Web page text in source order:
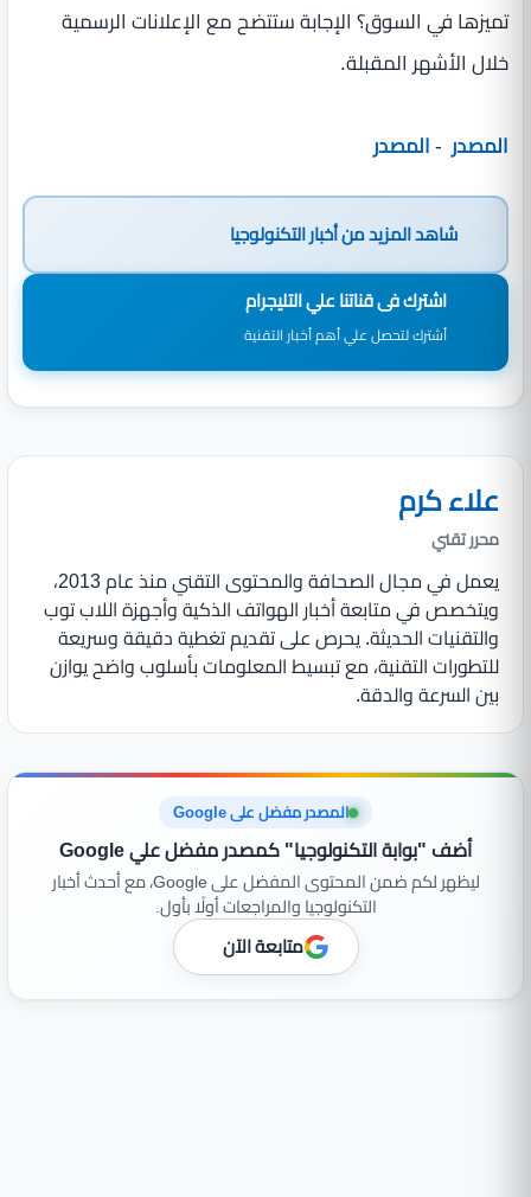
تميزها في السوق؟ الإجابة ستتضح مع الإعلانات الرسمية
خلال الأشهر المقبلة.
المصدر-المصدر
شاهد المزيد منأخبار التكنولوجيا
اشترك فى قناتنا علي التليجرام
أشترك لتحصل علي أهم أخبار التقنية
علاء كرم
محرر تقني
يعمل في مجال الصحافة والمحتوى التقني منذ عام 2013،
ويتخصص في متابعة أخبار الهواتف الذكية وأجهزة اللاب توب
والتقنيات الحديثة. يحرص على تقديم تغطية دقيقة وسريعة
للتطورات التقنية، مع تبسيط المعلومات بأسلوب واضح يوازن
بين السرعة والدقة.
المصدر مفضل على Google
أضف "بوابة التكنولوجيا" كمصدر مفضل علي Google
ليظهر لكم ضمن المحتوى المفضل على Google، مع أحدث أخبار
التكنولوجيا والمراجعات أولًا بأول.
متابعة الآن